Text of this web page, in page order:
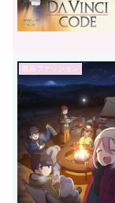
映画ファッション